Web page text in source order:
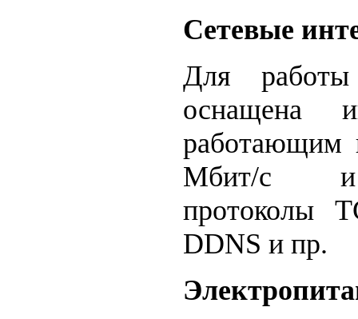
Сетевые
Для
оснащена
работающим
Мбит/с и
протоколы
DDNS и пр.